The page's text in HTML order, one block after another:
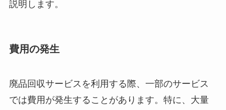
説明します。
費用の発生
廃品回収サービスを利用する際、一部のサービス
では費用が発生することがあります。特に、大量